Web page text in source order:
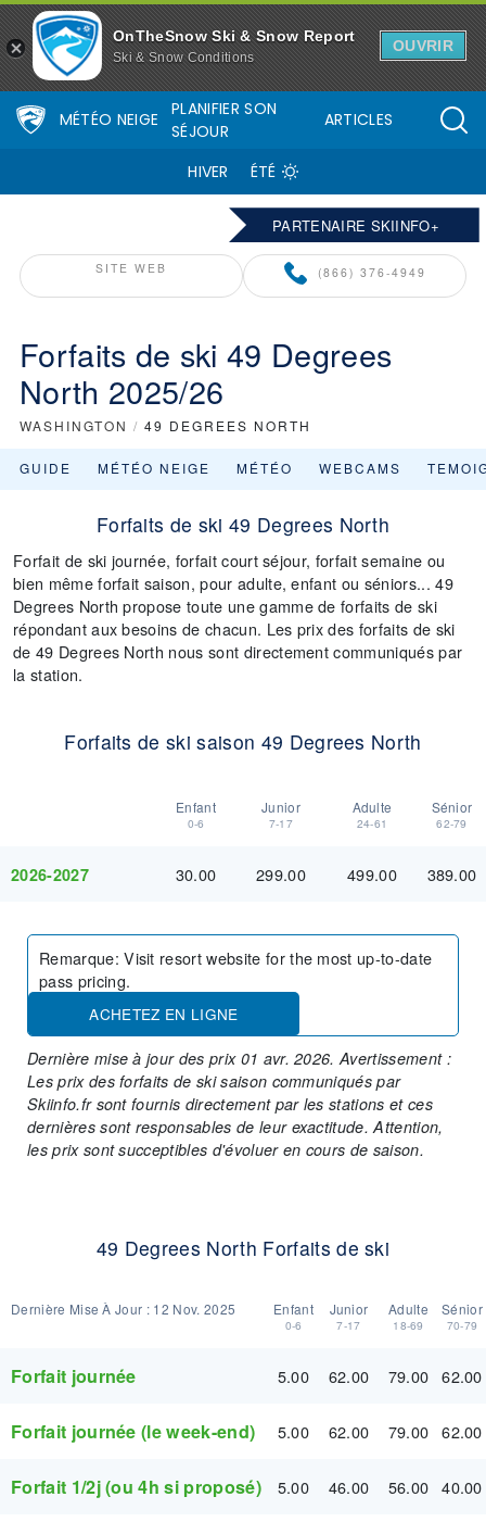
OnTheSnow Ski & Snow Report
Ski & Snow Conditions
OUVRIR
MÉTÉO NEIGE
PLANIFIER SON
SÉJOUR
ARTICLES
HIVER ÉTÉ
PARTENAIRE SKIINFO+
SITE WEB (866) 376-4949
Forfaits de ski 49 Degrees
North 2025/26
WASHINGTON / 49 DEGREES NORTH
GUIDE MÉTÉO NEIGE MÉTÉO WEBCAMS
Forfaits de ski 49 Degrees North
Forfait de ski journée, forfait court séjour, forfait semaine ou
bien même forfait saison, pour adulte, enfant ou séniors... 49
Degrees North propose toute une gamme de forfaits de ski
répondant aux besoins de chacun. Les prix des forfaits de ski
de 49 Degrees North nous sont directement communiqués par
la station.
Forfaits de ski saison 49 Degrees North
Enfant
0-6
Junior
7-17
Adulte
24-61
Sénior
62-79
2026-2027 30.00 299.00 499.00 389.00
Remarque:Visit resort website for the most up-to-date
pass pricing.
ACHETEZ EN LIGNE
Dernière mise à jour des prix 01 avr. 2026. Avertissement :
Les prix des forfaits de ski saison communiqués par
Skiinfo.fr sont fournis directement par les stations et ces
dernières sont responsables de leur exactitude. Attention,
les prix sont succeptibles d'évoluer en cours de saison.
49 Degrees North Forfaits de ski
Dernière Mise À Jour : 12 Nov. 2025 Enfant
0-6
Junior
7-17
Adulte
18-69
Sénior
70-79
Forfait journée 5.00 62.00 79.00 62.00
Forfait journée (le week-end) 5.00 62.00 79.00 62.00
Forfait 1/2j (ou 4h si proposé) 5.00 46.00 56.00 40.00